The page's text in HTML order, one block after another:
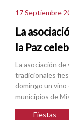
17 Septiembre
La
la Paz
La asociación de
tradicionales
domingo un
municipios de
Fiestas